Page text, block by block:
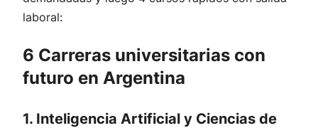
laboral:
6 Carreras universitarias con
futuro en Argentina
1. Inteligencia Artificial y Ciencias de